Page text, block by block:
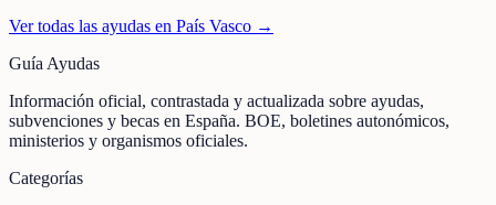
Ver todas las ayudas en País Vasco →
Guía Ayudas
Información oficial, contrastada y actualizada sobre ayudas,
subvenciones y becas en España. BOE, boletines autonómicos,
ministerios y organismos oficiales.
Categorías